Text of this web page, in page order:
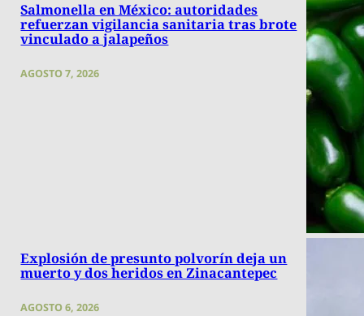
Salmonella en México: autoridades
refuerzan vigilancia sanitaria tras brote
vinculado a jalapeños
AGOSTO 7, 2026
Explosión de presunto polvorín deja un
muerto y dos heridos en Zinacantepec
AGOSTO 6, 2026